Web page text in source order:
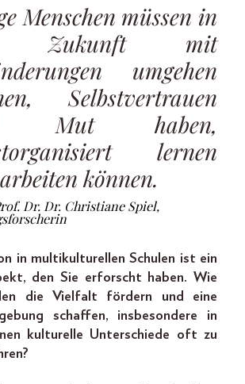
Menschen müssen in
Zukunft mit
umgehen
Selbstvertrauen
Mut haben,
lernen
können.
Dr. Dr. Christiane Spiel,
in multikulturellen Schulen ist ein
den Sie erforscht haben. Wie
die Vielfalt fördern und eine
schaffen, insbesondere in
kulturelle Unterschiede oft zu